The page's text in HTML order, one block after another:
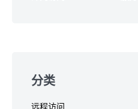
分类
远程访问